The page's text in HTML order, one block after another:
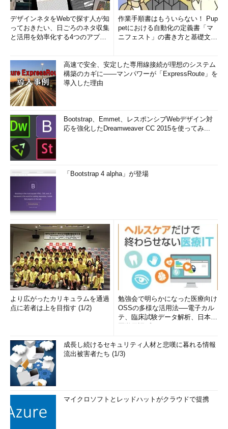
デザインネタをWebで探す人が知
っておきたい、日ごろのネタ収集
と活用を効率化する4つのアプリ
作業手順書はもういらない！ Pup
petにおける自動化の定義書「マ
ニフェスト」の書き方と基礎文法
高速で安全、安定した専用線接続が理想のシステム
構築のカギに――マンパワーが「ExpressRoute」を
導入した理由
Bootstrap、Emmet、レスポンシブWebデザイン対
応を強化したDreamweaver CC 2015を使ってみ...
「Bootstrap 4 alpha」が登場
より広がったカリキュラムを通過
点に若者は上を目指す (1/2)
勉強会で明らかになった医療向け
OSSの多様な活用法──電子カル
テ、臨床試験データ解析、日本語
成長し続けるセキュリティ人材と悲嘆に暮れる情報
流出被害者たち (1/3)
マイクロソフトとレッドハットがクラウドで提携